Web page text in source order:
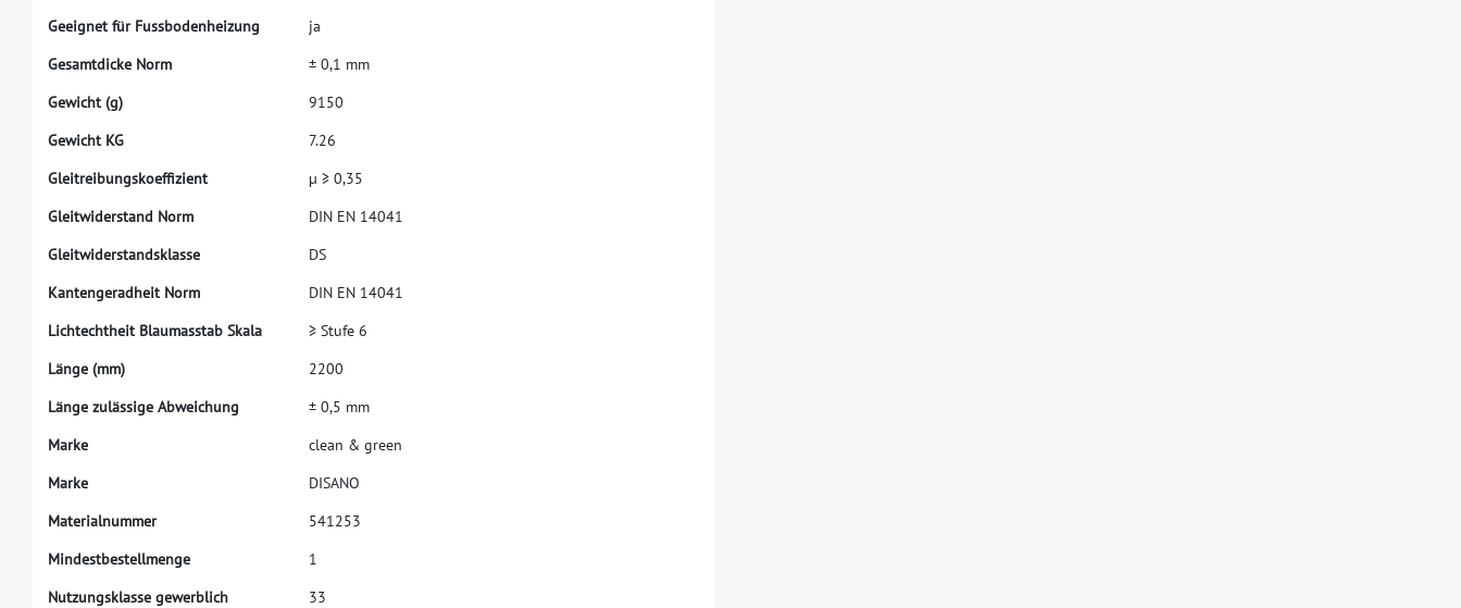
Geeignet für Fussbodenheizung ja
Gesamtdicke Norm ± 0,1 mm
Gewicht (g) 9150
Gewicht KG 7.26
Gleitreibungskoeffzient µ ≥ 0,35
Gleitwiderstand Norm DIN EN 14041
Gleitwiderstandsklasse DS
Kantengeradheit Norm DIN EN 14041
Lichtechtheit Blaumasstab Skala ≥ Stufe 6
Länge (mm) 2200
Länge zulässige Abweichung ± 0,5 mm
Marke clean & green
Marke DISANO
Materialnummer 541253
Mindestbestellmenge
1
Nutzungsklasse gewerblich 33